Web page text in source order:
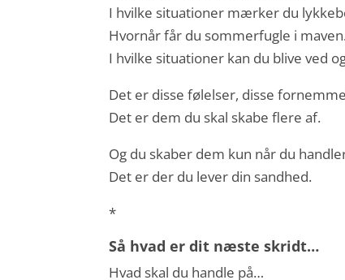
I hvilke situationer mærker du
Hvornår får du sommerfugle i
I hvilke situationer kan du blive ved
Det er disse følelser, disse
Det er dem du skal skabe flere af.
Og du skaber dem kun når du
Det er der du lever din sandhed.
*
Så hvad er dit næste skridt…
Hvad skal du handle på…